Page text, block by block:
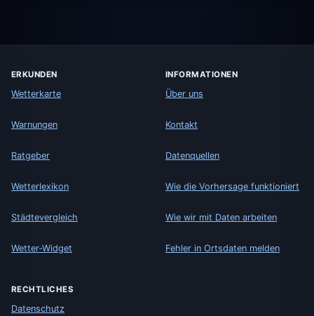
ERKUNDEN
Wetterkarte
Warnungen
Ratgeber
Wetterlexikon
Städtevergleich
Wetter-Widget
INFORMATIONEN
Über uns
Kontakt
Datenquellen
Wie die Vorhersage funktioniert
Wie wir mit Daten arbeiten
Fehler in Ortsdaten melden
RECHTLICHES
Datenschutz